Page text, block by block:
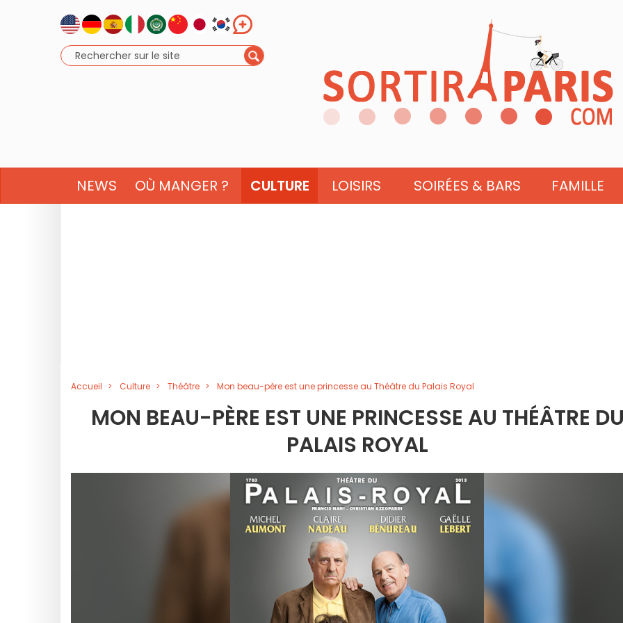
NEWS OÙ MANGER ? CULTURE LOISIRS SOIRÉES & BARS FAMILLE
Accueil Culture Théâtre Mon beau-père est une princesse au Théâtre du Palais Royal
MON BEAU-PÈRE EST UNE PRINCESSE AU THÉÂTRE
PALAIS ROYAL